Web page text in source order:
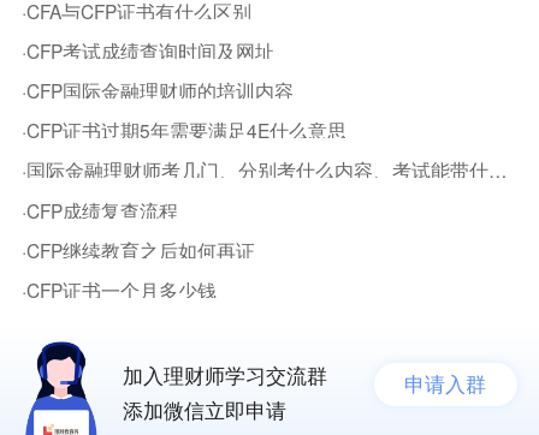
·CFA与CFP证书有什么区别
·CFP考试成绩查询时间及网址
·CFP国际金融理财师的培训内容
·CFP证书过期5年需要满足4E什么意思
·国际金融理财师考几门、分别考什么内容、考试能带什么？
·CFP成绩复查流程
·CFP继续教育之后如何再证
·CFP证书一个月多少钱
加入理财师学习交流群
添加微信立即申请
申请入群